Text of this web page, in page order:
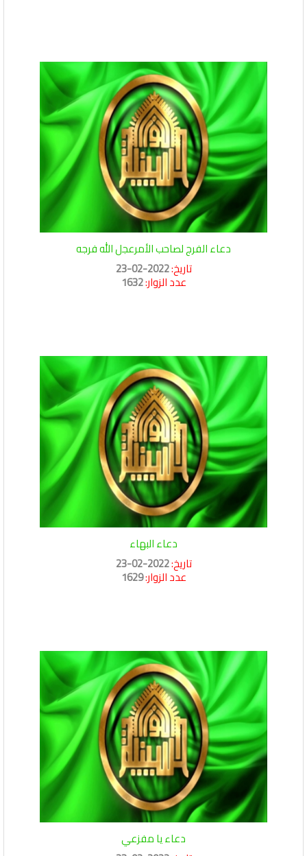
دعاء الفرج لصاحب الأمرعجل الله فرجه
تاريخ:2022-02-23
عدد الزوار:1632
دعاء البهاء
تاريخ:2022-02-23
عدد الزوار:1629
دعاء يا مفزعي